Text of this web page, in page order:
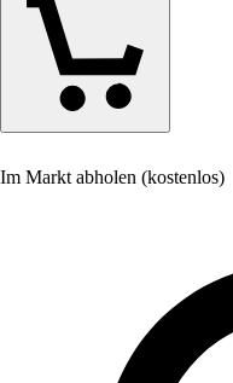
Im Markt abholen (kostenlos)